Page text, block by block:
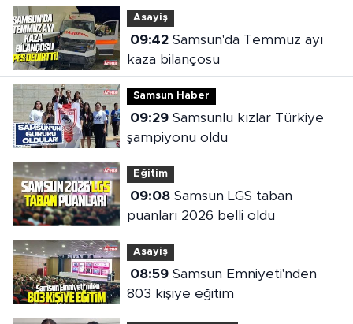
Asayiş
09:42Samsun'da Temmuz ayı
kaza bilançosu
Samsun Haber
09:29Samsunlu kızlar Türkiye
şampiyonu oldu
Eğitim
09:08Samsun LGS taban
puanları 2026 belli oldu
Asayiş
08:59Samsun Emniyeti'nden
803 kişiye eğitim